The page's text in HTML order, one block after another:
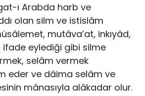
ı Arabda harb ve
olan silm ve istislâm
mutâva’at, inkıyâd,
ifade eylediği gibi silme
selâm vermek
eder ve dâima selâm ve
mânasıyla alâkadar olur.